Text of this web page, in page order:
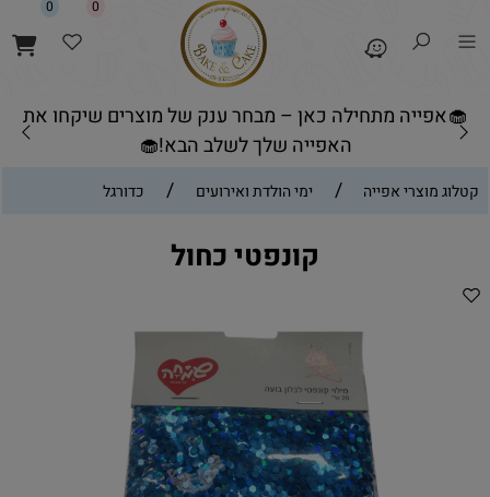
🧁אפייה מתחילה כאן – מבחר ענק של מוצרים שיקחו את
האפייה שלך לשלב הבא!🧁
0 0
קטלוג מוצרי אפייה / ימי הולדת ואירועים / כדורגל
קונפטי כחול